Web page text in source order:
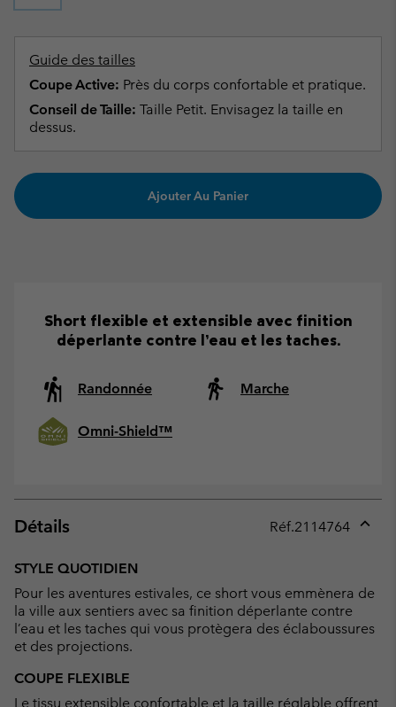
Guide des tailles
Coupe Active: Près du corps confortable et pratique.
Conseil de Taille: Taille Petit. Envisagez la taille en
dessus.
Ajouter Au Panier
Short flexible et extensible avec finition
déperlante contre l’eau et les taches.
Randonnée Marche
Omni-Shield™
Détails Réf.2114764
STYLE QUOTIDIEN
Pour les aventures estivales, ce short vous emmènera de
la ville aux sentiers avec sa finition déperlante contre
l’eau et les taches qui vous protègera des éclaboussures
et des projections.
COUPE FLEXIBLE
Le tissu extensible confortable et la taille réglable offrent